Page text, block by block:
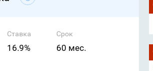
Ставка
16.9%
Срок
60 мес.